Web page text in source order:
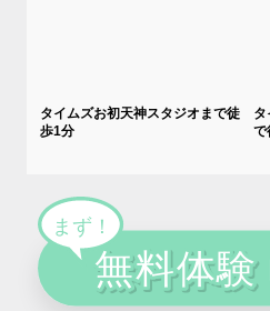
タイムズお初天神スタジオまで徒
歩1分
タ
で